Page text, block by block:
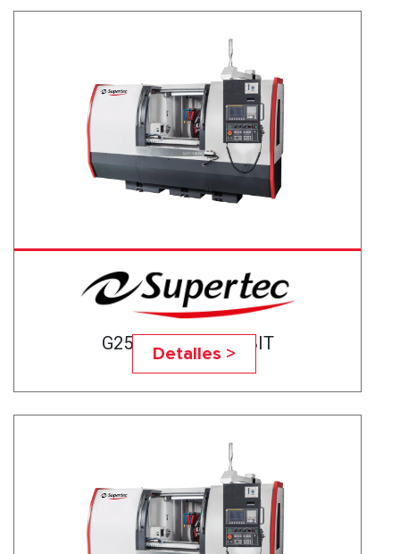
G25P-50CNC BABBIT
Detalles >